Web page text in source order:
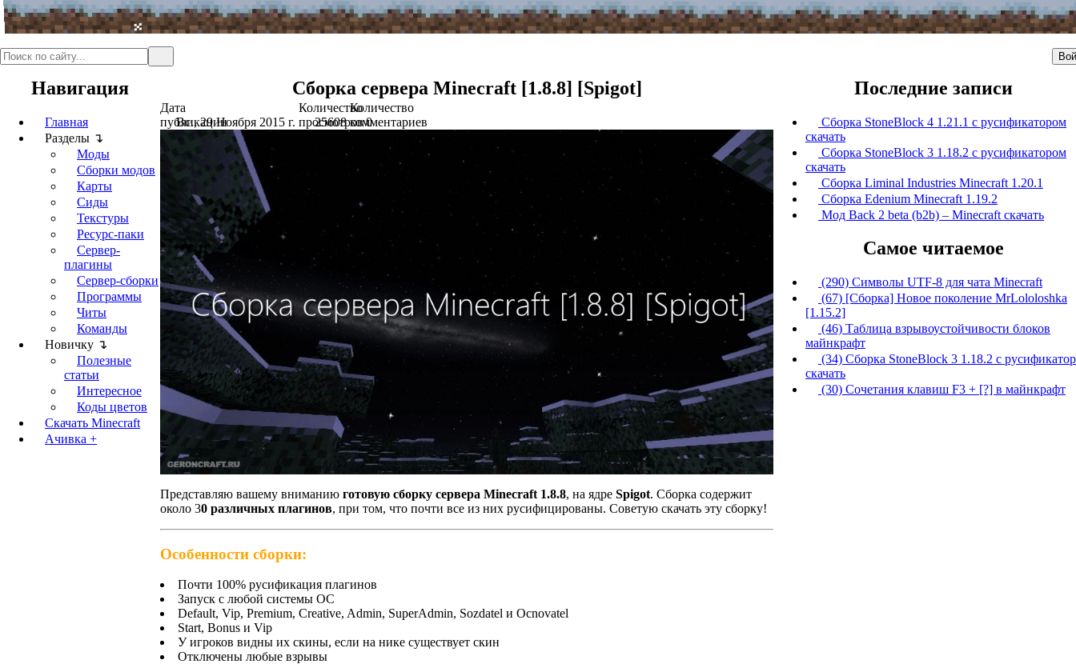
Навигация
Главная
Разделы ↴
Моды
Сборки модов
Карты
Сиды
Текстуры
Ресурс-паки
Сервер-
плагины
Сервер-сборки
Программы
Читы
Команды
Новичку ↴
Полезные
статьи
Интересное
Коды цветов
Скачать Minecraft
Ачивка +
Сборка сервера Minecraft [1.8.8] [Spigot]
Дата
публикации
Вс., 29 Ноября 2015 г.
Количество
просмотров
25608
Количество
комментариев
0
Представляю вашему вниманию готовую сборку сервера Minecraft 1.8.8, на ядре Spigot. Сборка содержит
около 30 различных плагинов, при том, что почти все из них русифицированы. Советую скачать эту сборку!
Особенности сборки:
Почти 100% русификация плагинов
Запуск с любой системы ОС
Default, Vip, Premium, Creative, Admin, SuperAdmin, Sozdatel и Ocnovatel
Start, Bonus и Vip
У игроков видны их скины, если на нике существует скин
Отключены любые взрывы
Последние записи
Сборка StoneBlock 4 1.21.1 с русификатором
скачать
Сборка StoneBlock 3 1.18.2 с русификатором
скачать
Сборка Liminal Industries Minecraft 1.20.1
Сборка Edenium Minecraft 1.19.2
Мод Back 2 beta (b2b) – Minecraft скачать
Самое читаемое
(290) Символы UTF-8 для чата Minecraft
(67) [Сборка] Новое поколение MrLololoshka
[1.15.2]
(46) Таблица взрывоустойчивости блоков
майнкрафт
(34) Сборка StoneBlock 3 1.18.2 с
скачать
(30) Сочетания клавиш F3 + [?] в майнкрафт